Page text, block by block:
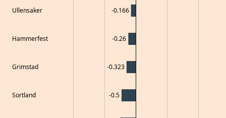
Ullensaker
Hammerfest
Grimstad
Sortland
-0.166
-0.26
-0.323
-0.5